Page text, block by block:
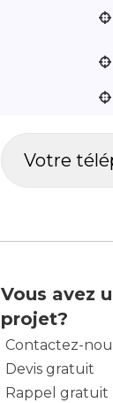
Vous avez
projet?
Contactez-
Devis gratuit
Rappel gratuit